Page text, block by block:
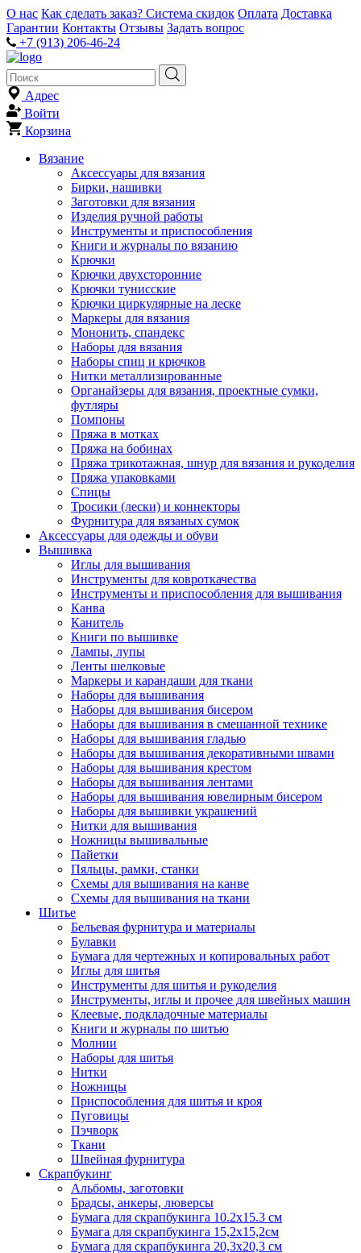
О нас Как сделать заказ? Система скидок Оплата Доставка
Гарантии Контакты Отзывы Задать вопрос
+7 (913) 206-46-24
Адрес
Войти
Корзина
Вязание
Аксессуары для вязания
Бирки, нашивки
Заготовки для вязания
Изделия ручной работы
Инструменты и приспособления
Книги и журналы по вязанию
Крючки
Крючки двухсторонние
Крючки тунисские
Крючки циркулярные на леске
Маркеры для вязания
Мононить, спандекс
Наборы для вязания
Наборы спиц и крючков
Нитки металлизированные
Органайзеры для вязания, проектные сумки,
футляры
Помпоны
Пряжа в мотках
Пряжа на бобинах
Пряжа трикотажная, шнур для вязания и рукоделия
Пряжа упаковками
Спицы
Тросики (лески) и коннекторы
Фурнитура для вязаных сумок
Аксессуары для одежды и обуви
Вышивка
Иглы для вышивания
Инструменты для ковроткачества
Инструменты и приспособления для вышивания
Канва
Канитель
Книги по вышивке
Лампы, лупы
Ленты шелковые
Маркеры и карандаши для ткани
Наборы для вышивания
Наборы для вышивания бисером
Наборы для вышивания в смешанной технике
Наборы для вышивания гладью
Наборы для вышивания декоративными швами
Наборы для вышивания крестом
Наборы для вышивания лентами
Наборы для вышивания ювелирным бисером
Наборы для вышивки украшений
Нитки для вышивания
Ножницы вышивальные
Пайетки
Пяльцы, рамки, станки
Схемы для вышивания на канве
Схемы для вышивания на ткани
Шитье
Бельевая фурнитура и материалы
Булавки
Бумага для чертежных и копировальных работ
Иглы для шитья
Инструменты для шитья и рукоделия
Инструменты, иглы и прочее для швейных машин
Клеевые, подкладочные материалы
Книги и журналы по шитью
Молнии
Наборы для шитья
Нитки
Ножницы
Приспособления для шитья и кроя
Пуговицы
Пэчворк
Ткани
Швейная фурнитура
Скрапбукинг
Альбомы, заготовки
Брадсы, анкеры, люверсы
Бумага для скрапбукинга 10.2х15.3 см
Бумага для скрапбукинга 15,2х15,2см
Бумага для скрапбукинга 20,3х20,3 см